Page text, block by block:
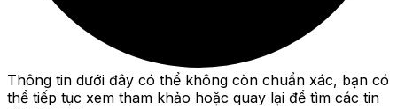
Thông tin dưới đây có thể không còn chuẩn xác, bạn có
thể tiếp tục xem tham khảo hoặc quay lại để tìm các tin